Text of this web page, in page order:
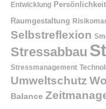
Entwicklung
Raumgestaltung
Selbstreflexion
Stressabbau
Stressmanagement
Umweltschutz
Balance